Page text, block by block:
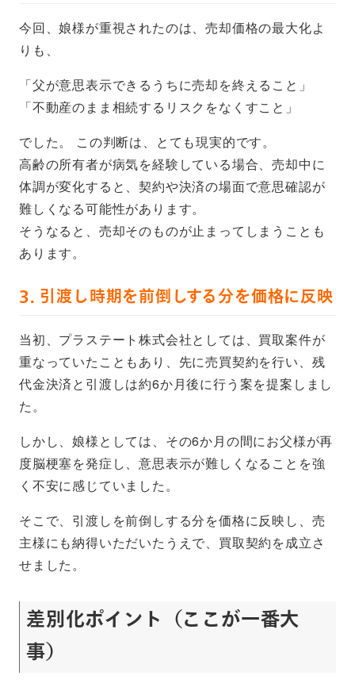
今回、娘様が重視されたのは、売却価格の最大化よ
りも、
「父が意思表示できるうちに売却を終えること」
「不動産のまま相続するリスクをなくすこと」
でした。 この判断は、とても現実的です。
高齢の所有者が病気を経験している場合、売却中に
体調が変化すると、契約や決済の場面で意思確認が
難しくなる可能性があります。
そうなると、売却そのものが止まってしまうことも
あります。
3. 引渡し時期を前倒しする分を価格に反映
当初、プラステート株式会社としては、買取案件が
重なっていたこともあり、先に売買契約を行い、残
代金決済と引渡しは約6か月後に行う案を提案しまし
た。
しかし、娘様としては、その6か月の間にお父様が再
度脳梗塞を発症し、意思表示が難しくなることを強
く不安に感じていました。
そこで、引渡しを前倒しする分を価格に反映し、売
主様にも納得いただいたうえで、買取契約を成立さ
せました。
差別化ポイント（ここが一番大
事）